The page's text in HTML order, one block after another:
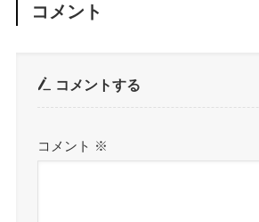
コメント
コメントする
コメント ※